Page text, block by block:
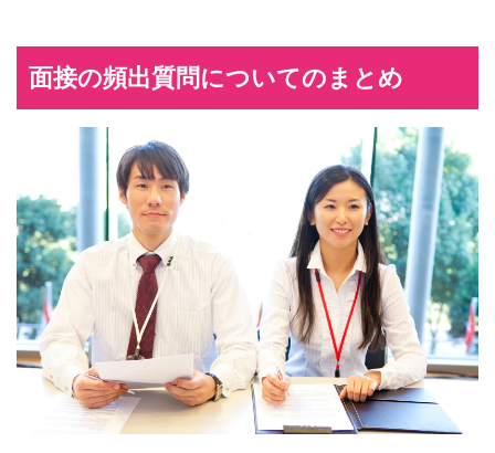
面接の頻出質問についてのまとめ